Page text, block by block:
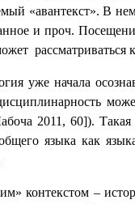
«авантекст». В
и проч.
уже начала
2011, 60]).
языка как
контекстом –